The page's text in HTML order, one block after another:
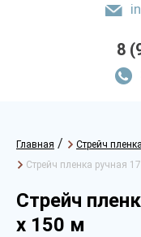
8
Главная / Стрейч пленка
Стрейч пленка ручная
Стрейч
х 150 м